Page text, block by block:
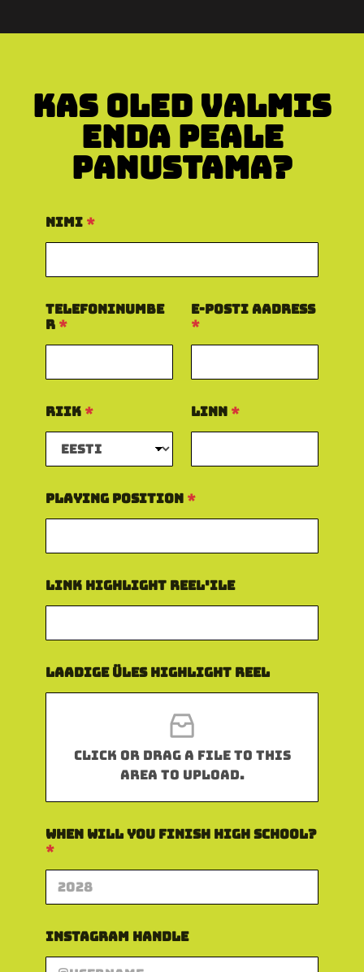
Kas oled valmis
enda peale
panustama?
Nimi *
Telefoninumbe
r *
E-posti aadress
*
Riik * Linn *
Playing Position *
Link Highlight Reel'ile
Laadige üles Highlight Reel
Click or drag a file to this
area to upload.
When Will You Finish High School?
*
Instagram Handle